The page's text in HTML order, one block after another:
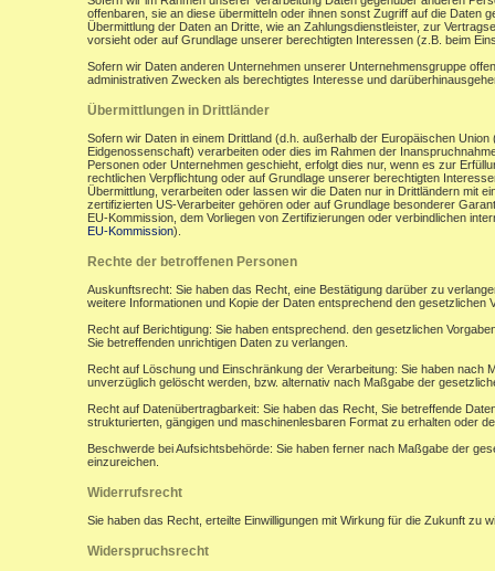
offenbaren, sie an diese übermitteln oder ihnen sonst Zugriff auf die Daten
Übermittlung der Daten an Dritte, wie an Zahlungsdienstleister, zur
vorsieht oder auf Grundlage unserer berechtigten Interessen (z.B. beim
Sofern wir Daten anderen Unternehmen unserer Unternehmensgruppe
administrativen Zwecken als berechtigtes Interesse und
Übermittlungen in Drittländer
Sofern wir Daten in einem Drittland (d.h. außerhalb der Europäischen
Eidgenossenschaft) verarbeiten oder dies im Rahmen der
Personen oder Unternehmen geschieht, erfolgt dies nur, wenn es zur
rechtlichen Verpflichtung oder auf Grundlage unserer berechtigten
Übermittlung, verarbeiten oder lassen wir die Daten nur in Drittländern mit
zertifizierten US-Verarbeiter gehören oder auf Grundlage besonderer
EU-Kommission, dem Vorliegen von Zertifizierungen oder verbindlichen
EU-Kommission).
Rechte der betroffenen Personen
Auskunftsrecht: Sie haben das Recht, eine Bestätigung darüber zu
weitere Informationen und Kopie der Daten entsprechend den gesetzlichen
Recht auf Berichtigung: Sie haben entsprechend. den gesetzlichen
Sie betreffenden unrichtigen Daten zu verlangen.
Recht auf Löschung und Einschränkung der Verarbeitung: Sie haben
unverzüglich gelöscht werden, bzw. alternativ nach Maßgabe der
Recht auf Datenübertragbarkeit: Sie haben das Recht, Sie betreffende
strukturierten, gängigen und maschinenlesbaren Format zu erhalten oder
Beschwerde bei Aufsichtsbehörde: Sie haben ferner nach Maßgabe der
einzureichen.
Widerrufsrecht
Sie haben das Recht, erteilte Einwilligungen mit Wirkung für die Zukunft zu
Widerspruchsrecht